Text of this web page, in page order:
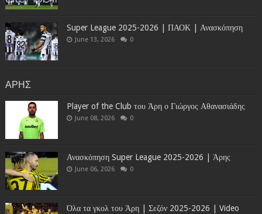
Super League 2025-2026 | ΠΑΟΚ | Ανασκόπηση
June 13, 2026 0
ΑΡΗΣ
Player of the Club του Άρη ο Γιώργος Αθανασιάδης
June 08, 2026 0
Ανασκόπηση Super League 2025-2026 | Άρης
June 06, 2026 0
Όλα τα γκολ του Άρη | Σεζόν 2025-2026 | Video